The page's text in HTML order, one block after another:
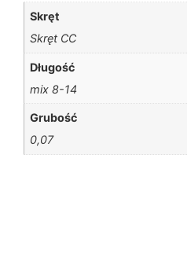
Skręt
Skręt CC
Długość
mix 8-14
Grubość
0,07